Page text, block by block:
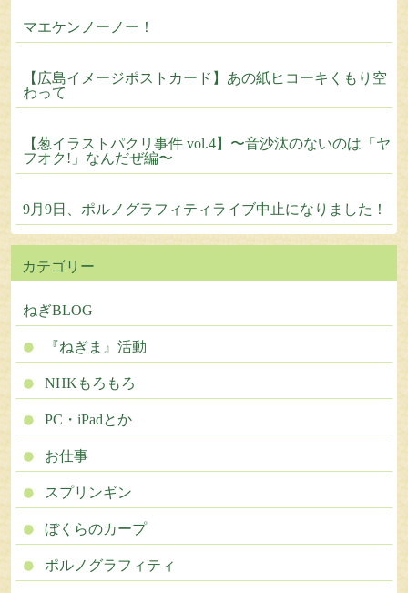
マエケンノーノー！
【広島イメージポストカード】あの紙ヒコーキくもり空
わって
【葱イラストパクリ事件 vol.4】〜音沙汰のないのは「ヤ
フオク!」なんだぜ編〜
9月9日、ポルノグラフィティライブ中止になりました！
カテゴリー
ねぎBLOG
『ねぎま』活動
NHKもろもろ
PC・iPadとか
お仕事
スプリンギン
ぼくらのカープ
ポルノグラフィティ